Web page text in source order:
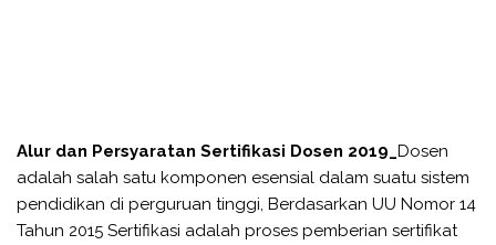
Alur dan Persyaratan Sertifikasi Dosen 2019_ Dosen
adalah salah satu komponen esensial dalam suatu sistem
pendidikan di perguruan tinggi, Berdasarkan UU Nomor 14
Tahun 2015 Sertifikasi adalah proses pemberian sertifikat